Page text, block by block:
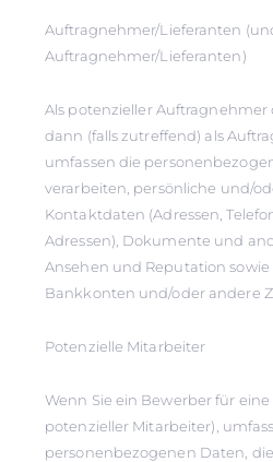
Auftragnehmer/Lieferanten
Auftragnehmer/Lieferanten)
Als potenzieller Auftragnehmer
dann (falls zutreffend) als
umfassen die
verarbeiten, persönliche und/
Kontaktdaten (Adressen,
Adressen), Dokumente und
Ansehen und Reputation
Bankkonten und/oder andere
Potenzielle Mitarbeiter
Wenn Sie ein Bewerber für
potenzieller Mitarbeiter),
personenbezogenen Daten,